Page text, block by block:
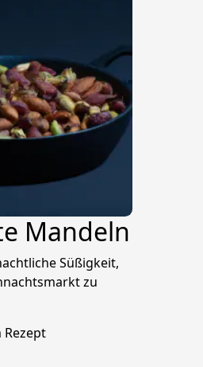
Mandeln
Süßigkeit,
zu
Rezept